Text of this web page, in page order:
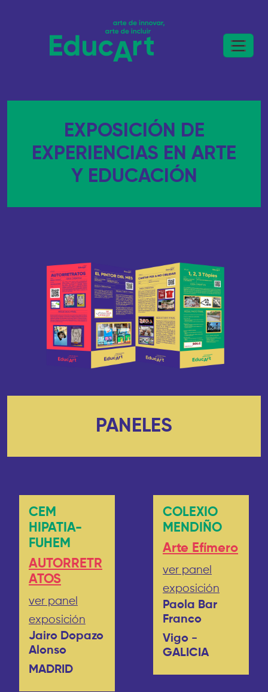
EXPOSICIÓN DE
EXPERIENCIAS EN ARTE
Y EDUCACIÓN
PANELES
CEM
HIPATIA-
FUHEM
AUTORRETR
ATOS
ver panel
exposición
Jairo Dopazo
Alonso
MADRID
COLEXIO
MENDIÑO
Arte Efímero
ver panel
exposición
Paola Bar
Franco
Vigo -
GALICIA